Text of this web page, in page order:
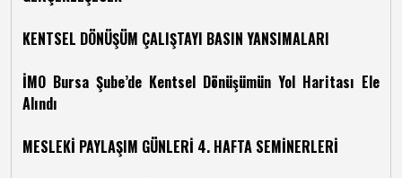
KENTSEL DÖNÜŞÜM ÇALIŞTAYI BASIN YANSIMALARI
İMO Bursa Şube’de Kentsel Dönüşümün Yol Haritası Ele
Alındı
MESLEKİ PAYLAŞIM GÜNLERİ 4. HAFTA SEMİNERLERİ